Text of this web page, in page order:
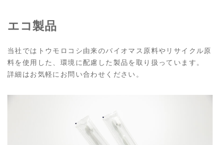
エコ製品
当社ではトウモロコシ由来のバイオマス原料やリサイクル原
料を使用した、環境に配慮した製品を取り扱っています。
詳細はお気軽にお問い合わせください。